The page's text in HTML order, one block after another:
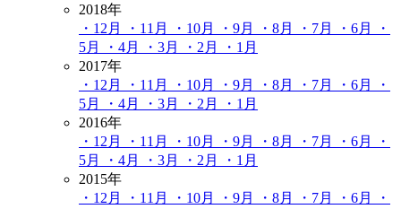
2018年
・12月
・11月 ・10月 ・9月 ・8月 ・7月 ・6月
・
5月
・4月 ・3月 ・2月
・1月
2017年
・12月
・11月 ・10月 ・9月 ・8月 ・7月 ・6月
・
5月
・4月 ・3月 ・2月
・1月
2016年
・12月
・11月 ・10月 ・9月 ・8月 ・7月 ・6月
・
5月
・4月 ・3月 ・2月
・1月
2015年
・12月
・11月 ・10月 ・9月 ・8月 ・7月 ・6月
・